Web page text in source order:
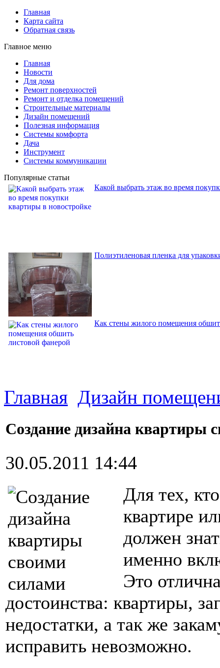
Главная
Карта сайта
Обратная связь
Главное меню
Главная
Новости
Для дома
Ремонт поверхностей
Ремонт и отделка помещений
Строительные материалы
Дизайн помещений
Полезная информация
Системы комфорта
Дача
Инструмент
Системы коммуникации
Популярные статьи
Какой выбрать этаж во время
Полиэтиленовая пленка для
Как стены жилого помещения
Главная Дизайн
Создание дизайна квартиры
30.05.2011 14:44
Для тех,
квартире
должен
именно
Это
достоинства: квартиры,
недостатки, а так же
исправить невозможно.